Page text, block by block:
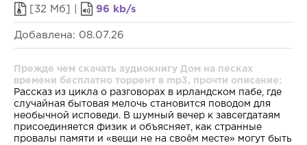
[32 Мб] | 96 kb/s
Добавлена: 08.07.26
Прежде чем скачать аудиокнигу Дом на песках
времени бесплатно торрент в mp3, прочти описание:
Рассказ из цикла о разговорах в ирландском пабе, где
случайная бытовая мелочь становится поводом для
необычной исповеди. В шумный вечер к завсегдатаям
присоединяется физик и объясняет, как странные
провалы памяти и «вещи не на своём месте» могут быть